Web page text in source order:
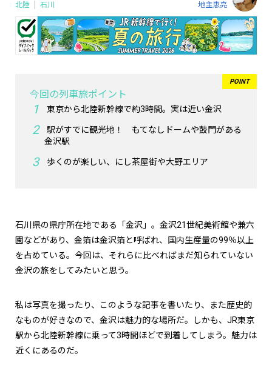
北陸 石川 地主恵亮
今回の列車旅ポイント
東京から北陸新幹線で約3時間。実は近い金沢
駅がすでに観光地！ もてなしドームや鼓門がある
金沢駅
歩くのが楽しい、にし茶屋街や大野エリア
石川県の県庁所在地である「金沢」。金沢21世紀美術館や兼六
園などがあり、金箔は金沢箔と呼ばれ、国内生産量の99％以上
を占めている。今回は、それらに比べればまだ知られていない
金沢の旅をしてみたいと思う。
私は写真を撮ったり、このような記事を書いたり、また歴史的
なものが好きなので、金沢は魅力的な場所だ。しかも、JR東京
駅から北陸新幹線に乗って3時間ほどで到着してしまう。魅力は
近くにあるのだ。